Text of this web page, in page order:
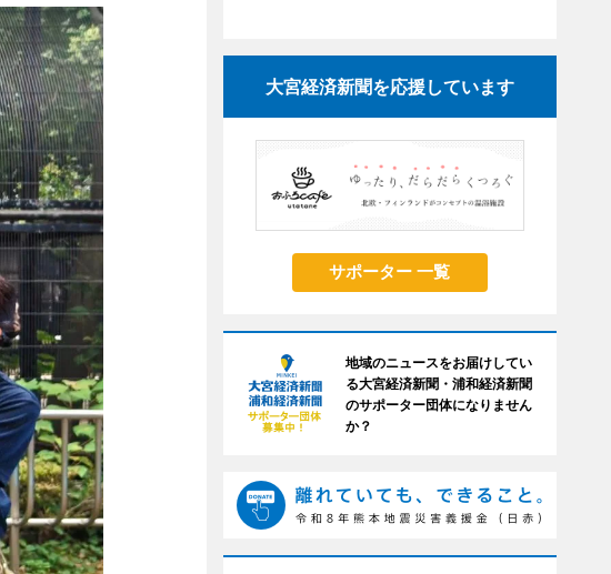
大宮経済新聞を応援しています
サポーター 一覧
地域のニュースをお届けしてい
る大宮経済新聞・浦和経済新聞
のサポーター団体になりません
か？